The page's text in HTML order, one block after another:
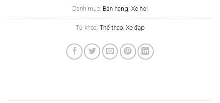
Danh mục: Bán hàng Xe hơi
Từ khóa: Thể thao, Xe đạp